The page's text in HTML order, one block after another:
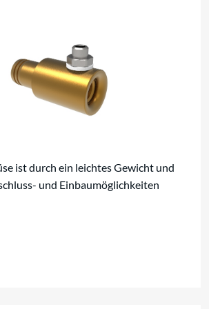
ist durch ein leichtes Gewicht und
und Einbaumöglichkeiten